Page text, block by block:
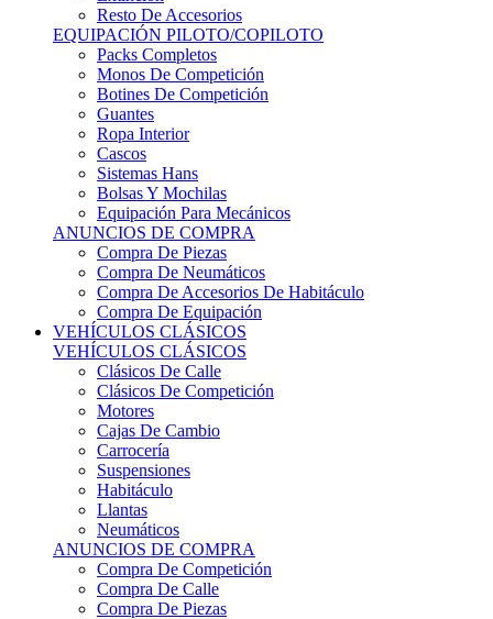
Resto De Accesorios
EQUIPACIÓN PILOTO/COPILOTO
Packs Completos
Monos De Competición
Botines De Competición
Guantes
Ropa Interior
Cascos
Sistemas Hans
Bolsas Y Mochilas
Equipación Para Mecánicos
ANUNCIOS DE COMPRA
Compra De Piezas
Compra De Neumáticos
Compra De Accesorios De Habitáculo
Compra De Equipación
VEHÍCULOS CLÁSICOS
VEHÍCULOS CLÁSICOS
Clásicos De Calle
Clásicos De Competición
Motores
Cajas De Cambio
Carrocería
Suspensiones
Habitáculo
Llantas
Neumáticos
ANUNCIOS DE COMPRA
Compra De Competición
Compra De Calle
Compra De Piezas